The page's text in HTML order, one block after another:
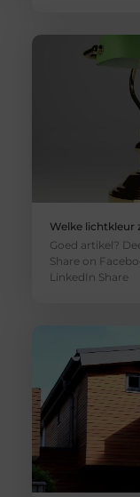
Welke lichtkleur
Goed artikel?
Share on
LinkedIn Share